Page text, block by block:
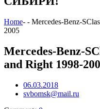
Home- - Mercedes-Benz-
2005
Mercedes-Benz-
and Right 1998-
06.03.2018
svbomsk@mail.ru